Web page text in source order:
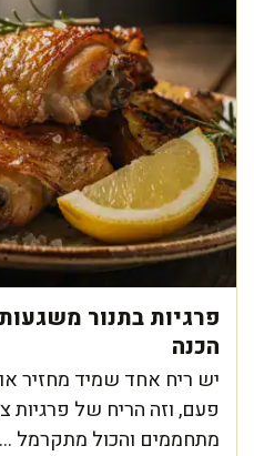
הכנה
יש ריח אחד שמיד מחזיר
פעם, וזה הריח של פרגיות
מתחממים והכול מתקרמל ...